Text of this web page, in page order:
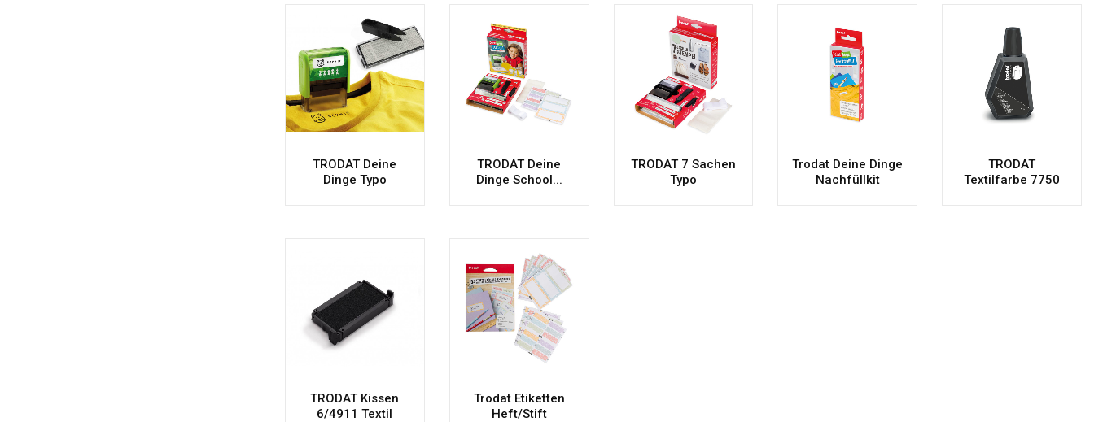
TRODAT Deine
Dinge Typo
TRODAT Deine
Dinge School...
TRODAT 7 Sachen
Typo
Trodat Deine Dinge
Nachfüllkit
TRODAT
Textilfarbe 7750
TRODAT Kissen
6/4911 Textil
Trodat Etiketten
Heft/Stift